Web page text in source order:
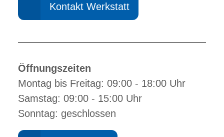
Kontakt Werkstatt
Öffnungszeiten
Montag bis Freitag: 09:00 - 18:00 Uhr
Samstag: 09:00 - 15:00 Uhr
Sonntag: geschlossen